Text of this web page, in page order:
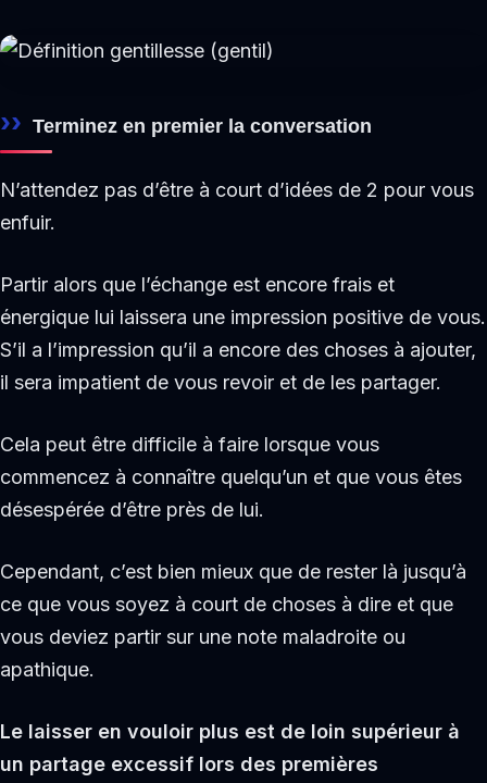
Terminez en premier la conversation
N’attendez pas d’être à court d’idées de 2 pour vous
enfuir.
Partir alors que l’échange est encore frais et
énergique lui laissera une impression positive de vous.
S’il a l’impression qu’il a encore des choses à ajouter,
il sera impatient de vous revoir et de les partager.
Cela peut être difficile à faire lorsque vous
commencez à connaître quelqu’un et que vous êtes
désespérée d’être près de lui.
Cependant, c’est bien mieux que de rester là jusqu’à
ce que vous soyez à court de choses à dire et que
vous deviez partir sur une note maladroite ou
apathique.
Le laisser en vouloir plus est de loin supérieur à
un partage excessif lors des premières